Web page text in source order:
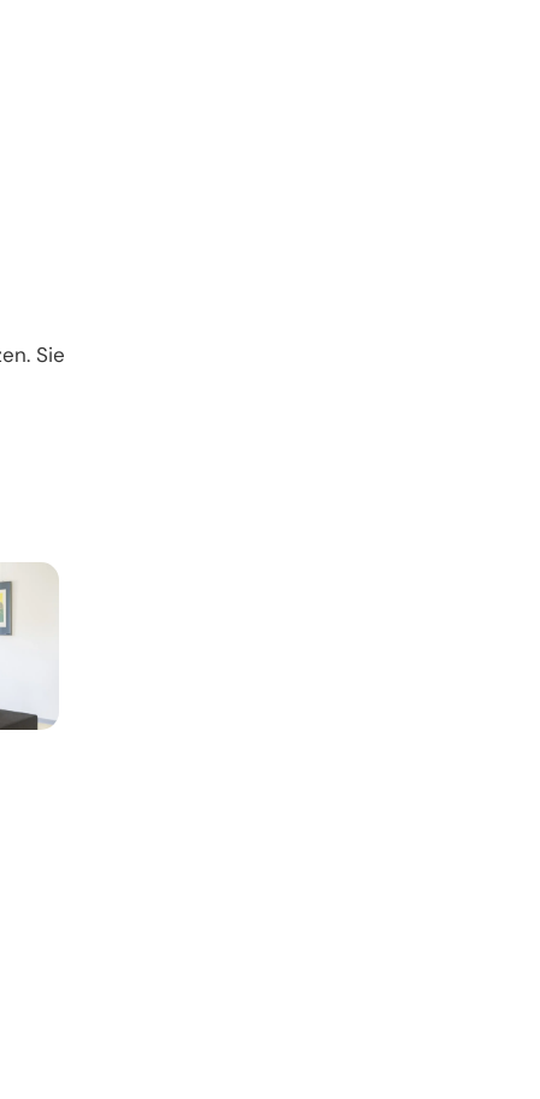
Sie